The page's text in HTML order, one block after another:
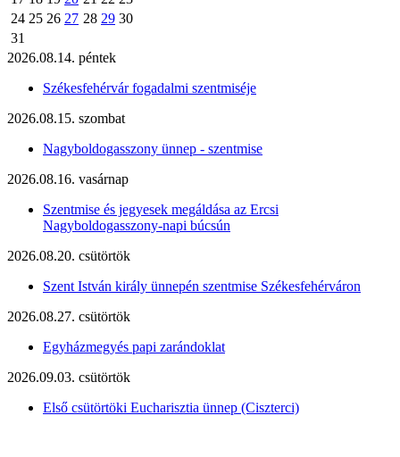
24 25 26 27 28 29 30
31
2026.08.14. péntek
Székesfehérvár fogadalmi szentmiséje
2026.08.15. szombat
Nagyboldogasszony ünnep - szentmise
2026.08.16. vasárnap
Szentmise és jegyesek megáldása az Ercsi
Nagyboldogasszony-napi búcsún
2026.08.20. csütörtök
Szent István király ünnepén szentmise Székesfehérváron
2026.08.27. csütörtök
Egyházmegyés papi zarándoklat
2026.09.03. csütörtök
Első csütörtöki Eucharisztia ünnep (Ciszterci)